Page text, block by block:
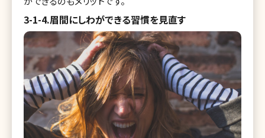
3-1-4.眉間にしわができる習慣を見直す